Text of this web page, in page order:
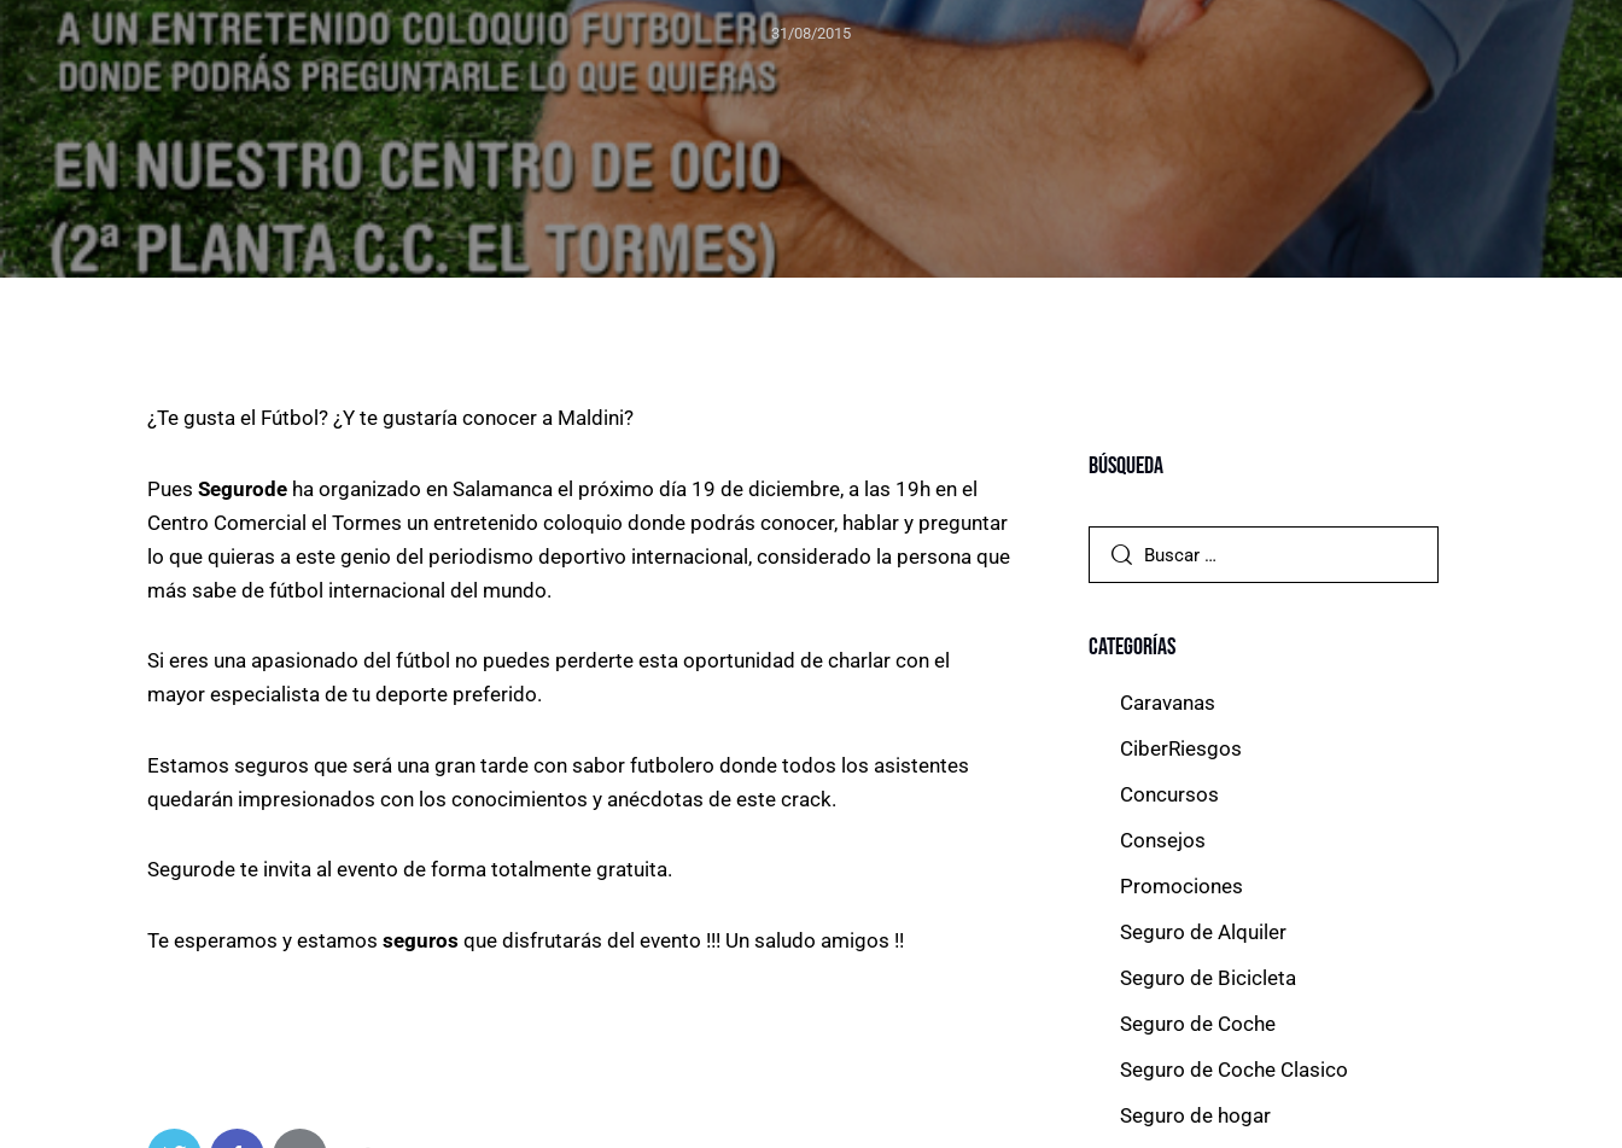
31/08/2015
¿Te gusta el Fútbol? ¿Y te gustaría conocer a Maldini?
Pues Segurode ha organizado en Salamanca el próximo día 19 de diciembre, a las 19h en el
Centro Comercial el Tormes un entretenido coloquio donde podrás conocer, hablar y preguntar
lo que quieras a este genio del periodismo deportivo internacional, considerado la persona que
más sabe de fútbol internacional del mundo.
Si eres una apasionado del fútbol no puedes perderte esta oportunidad de charlar con el
mayor especialista de tu deporte preferido.
Estamos seguros que será una gran tarde con sabor futbolero donde todos los asistentes
quedarán impresionados con los conocimientos y anécdotas de este crack.
Segurode te invita al evento de forma totalmente gratuita.
Te esperamos y estamos seguros que disfrutarás del evento !!! Un saludo amigos !!
Búsqueda
Categorías
Caravanas
CiberRiesgos
Concursos
Consejos
Promociones
Seguro de Alquiler
Seguro de Bicicleta
Seguro de Coche
Seguro de Coche Clasico
Seguro de hogar